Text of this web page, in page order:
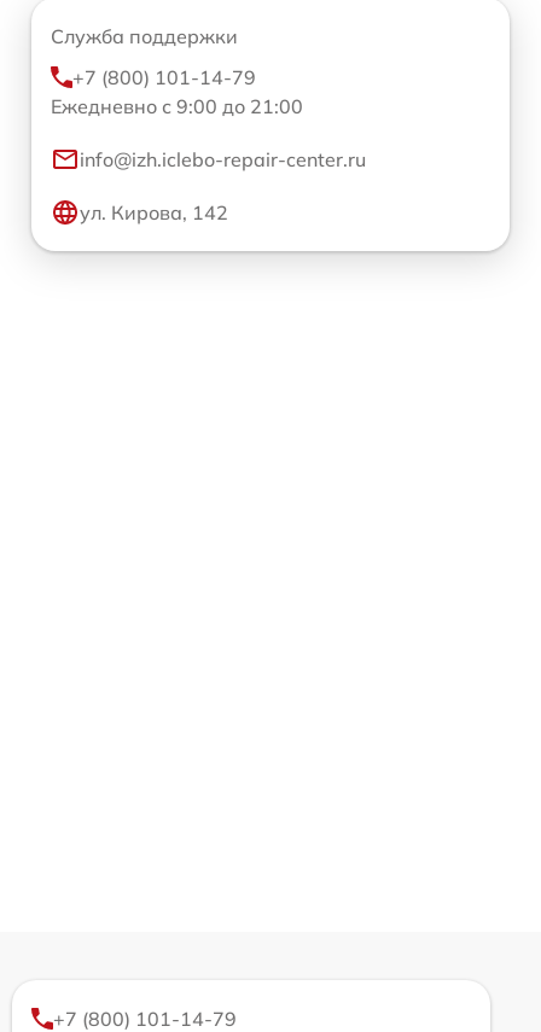
Служба поддержки
+7 (800) 101-14-79
Ежедневно с 9:00 до 21:00
info@izh.iclebo-repair-center.ru
ул. Кирова, 142
+7 (800) 101-14-79